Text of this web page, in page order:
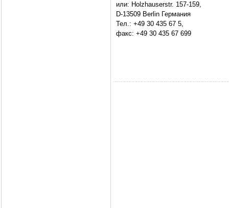
или: Holzhauserstr. 157-159,
D-13509 Berlin Германия
Тел.: +49 30 435 67 5,
факс: +49 30 435 67 699